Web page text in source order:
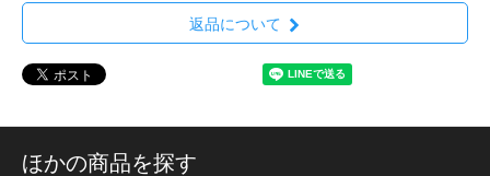
返品について
ほかの商品を探す